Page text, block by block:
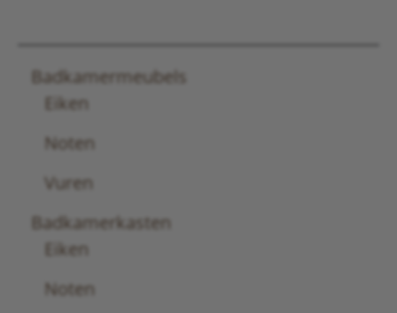
Badkamermeubels
Eiken
Noten
Vuren
Badkamerkasten
Eiken
Noten